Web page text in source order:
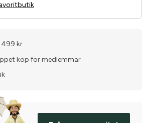
499 kr
köp för medlemmar